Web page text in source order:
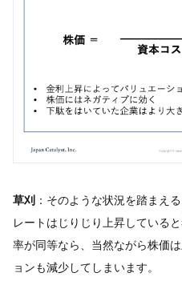
草刈 ：そのような状況を踏まえ
レートはじりじり上昇している
率が同等なら、当然ながら株価
ョンも減少してしまいます。